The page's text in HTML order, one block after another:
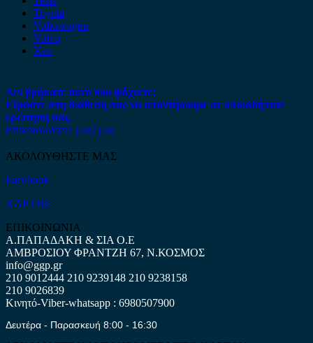
Toyota
Volkswagen
Volvo
Xev
Δεν βρήκατε αυτό που ψάχνετε;
Είμαστε στη διάθεση σας να απαντήσουμε σε οποιαδήποτε
ερώτηση σας.
Επικοινωνήστε μαζί μας
ΑΚΟΛΟΥΘΗΣΤΕ ΜΑΣ
Facebook
ΧΑΡΤΗΣ
ΕΠΙΚΟΙΝΩΝΙΑ
Α.ΠΑΠΑΔΑΚΗ & ΣΙΑ Ο.Ε
ΑΜΒΡΟΣΙΟΥ ΦΡΑΝΤΖΗ 67, Ν.ΚΟΣΜΟΣ
info@ggp.gr
210 9012444 210 9239148 210 9238158
210 9026839
Κινητό-Viber-whatsapp : 6980507900
Δευτέρα - Παρασκευή 8:00 - 16:30